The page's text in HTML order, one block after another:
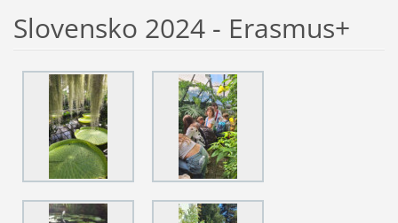
Slovensko 2024 - Erasmus+